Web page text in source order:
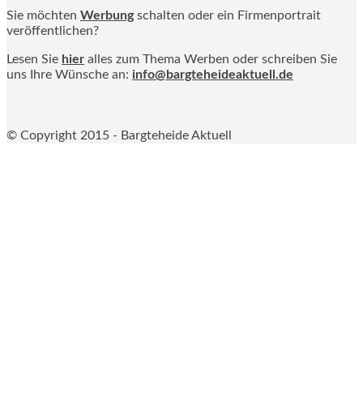
Sie möchten Werbung schalten oder ein Firmenportrait
veröffentlichen?
Lesen Sie hier alles zum Thema Werben oder schreiben Sie
uns Ihre Wünsche an: info@bargteheideaktuell.de
© Copyright 2015 - Bargteheide Aktuell